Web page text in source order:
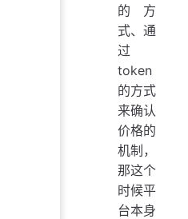
的方
式、通
过
token
的方式
来确认
价格的
机制，
那这个
时候平
台本身